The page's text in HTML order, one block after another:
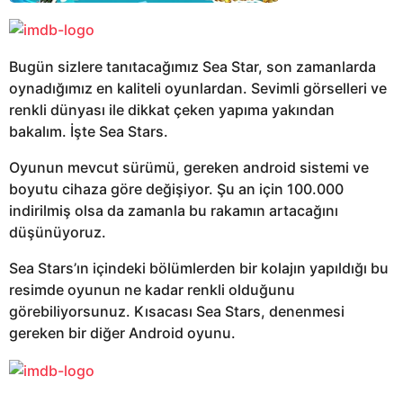
Bugün sizlere tanıtacağımız Sea Star, son zamanlarda
oynadığımız en kaliteli oyunlardan. Sevimli görselleri ve
renkli dünyası ile dikkat çeken yapıma yakından
bakalım. İşte Sea Stars.
Oyunun mevcut sürümü, gereken android sistemi ve
boyutu cihaza göre değişiyor. Şu an için 100.000
indirilmiş olsa da zamanla bu rakamın artacağını
düşünüyoruz.
Sea Stars’ın içindeki bölümlerden bir kolajın yapıldığı bu
resimde oyunun ne kadar renkli olduğunu
görebiliyorsunuz. Kısacası Sea Stars, denenmesi
gereken bir diğer Android oyunu.